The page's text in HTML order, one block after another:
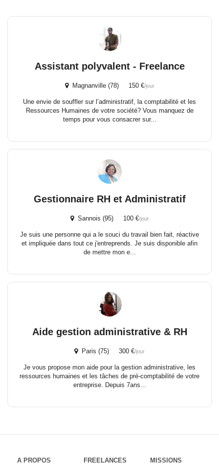
Assistant polyvalent - Freelance
Magnanville (78) 150 €/jour
Une envie de souffler sur l’administratif, la comptabilité et les
Ressources Humaines de votre société? Vous manquez de
temps pour vous consacrer sur...
Gestionnaire RH et Administratif
Sannois (95) 100 €/jour
Je suis une personne qui a le souci du travail bien fait, réactive
et impliquée dans tout ce j'entreprends. Je suis disponible afin
de mettre mon e...
Aide gestion administrative & RH
Paris (75) 300 €/jour
Je vous propose mon aide pour la gestion administrative, les
ressources humaines et les tâches de pré-comptabilité de votre
entreprise. Depuis 7ans...
A PROPOS FREELANCES MISSIONS